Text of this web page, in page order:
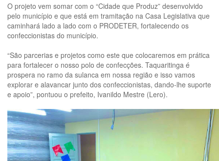
O projeto vem somar com o “Cidade que Produz” desenvolvido
pelo município e que está em tramitação na Casa Legislativa que
caminhará lado a lado com o PRODETER, fortalecendo os
confeccionistas do município.
“São parcerias e projetos como este que colocaremos em prática
para fortalecer o nosso polo de confecções. Taquaritinga é
prospera no ramo da sulanca em nossa região e isso vamos
explorar e alavancar junto dos confeccionistas, dando-lhe suporte
e apoio”, pontuou o prefeito, Ivanildo Mestre (Lero).